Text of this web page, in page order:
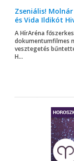
Zseniális!
és Vida Ildikót
A HírAréna
dokumentumfilmes
vesztegetés
H...